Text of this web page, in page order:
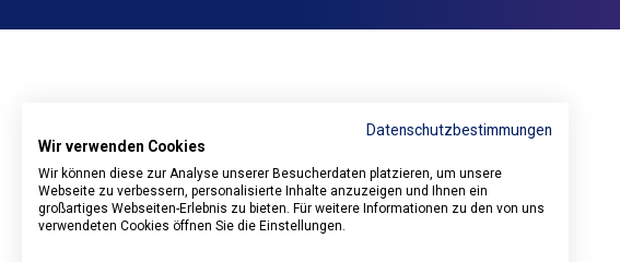
Datenschutzbestimmungen
Wir verwenden Cookies
Wir können diese zur Analyse unserer Besucherdaten platzieren, um unsere
Webseite zu verbessern, personalisierte Inhalte anzuzeigen und Ihnen ein
großartiges Webseiten-Erlebnis zu bieten. Für weitere Informationen zu den von uns
verwendeten Cookies öffnen Sie die Einstellungen.